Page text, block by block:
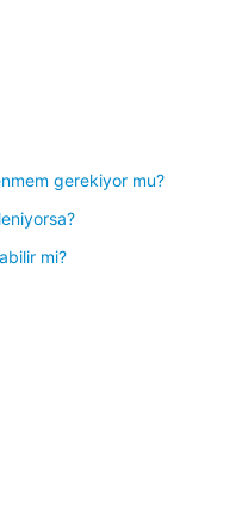
gerekiyor mu?
mi?